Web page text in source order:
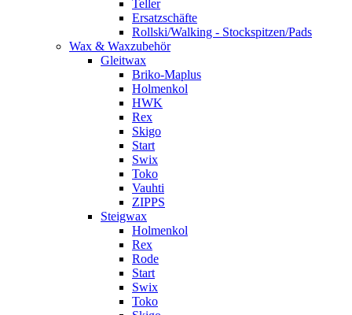
Teller
Ersatzschäfte
Rollski/Walking - Stockspitzen/Pads
Wax & Waxzubehör
Gleitwax
Briko-Maplus
Holmenkol
HWK
Rex
Skigo
Start
Swix
Toko
Vauhti
ZIPPS
Steigwax
Holmenkol
Rex
Rode
Start
Swix
Toko